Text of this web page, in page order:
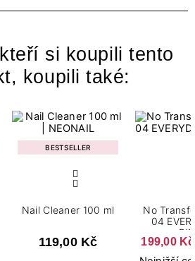
si koupili tento
koupili také:
BESTSELLER
Nail Cleaner 100 ml
119,00 Kč
No
04
199,00 Kč